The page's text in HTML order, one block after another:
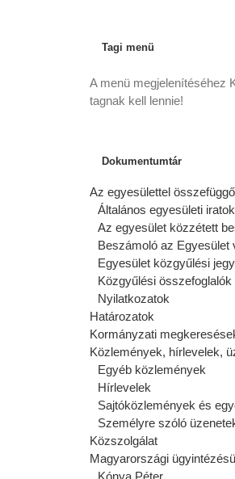
Tagi menü
A menü megjelenítéséhez
tagnak kell lennie!
Dokumentumtár
Az egyesülettel
Általános egyesületi iratok
Az egyesület közzétett
Beszámoló az Egyesület
Egyesület közgyűlési
Közgyűlési összefoglalók
Nyilatkozatok
Határozatok
Kormányzati
Közlemények, hírlevelek,
Egyéb közlemények
Hírlevelek
Sajtóközlemények és
Személyre szóló
Közszolgálat
Magyarországi
Kónya Péter